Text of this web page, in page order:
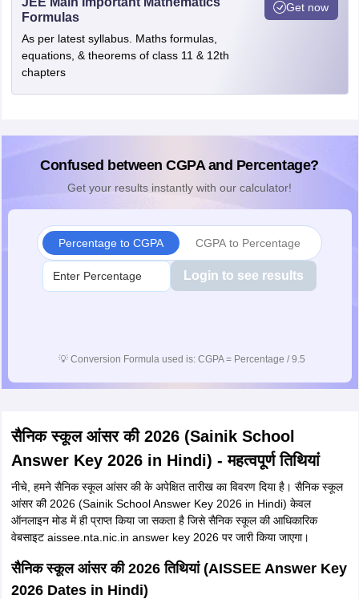
Formulas
As per latest syllabus. Maths formulas,
equations, & theorems of class 11 & 12th
chapters
Get now
Confused between CGPA and Percentage?
Get your results instantly with our calculator!
Percentage to CGPA CGPA to Percentage
Login to see results
💡 Conversion Formula used is: CGPA = Percentage / 9.5
सैनिक स्कूल आंसर की 2026 (Sainik School
Answer Key 2026 in Hindi) - महत्वपूर्ण तिथियां
नीचे, हमने सैनिक स्कूल आंसर की के अपेक्षित तारीख का विवरण दिया है। सैनिक स्कूल
आंसर की 2026 (Sainik School Answer Key 2026 in Hindi) केवल
ऑनलाइन मोड में ही प्राप्त किया जा सकता है जिसे सैनिक स्कूल की आधिकारिक
वेबसाइट aissee.nta.nic.in answer key 2026पर जारी किया जाएगा।
सैनिक स्कूल आंसर की 2026 तिथियां (AISSEE Answer Key
2026 Dates in Hindi)